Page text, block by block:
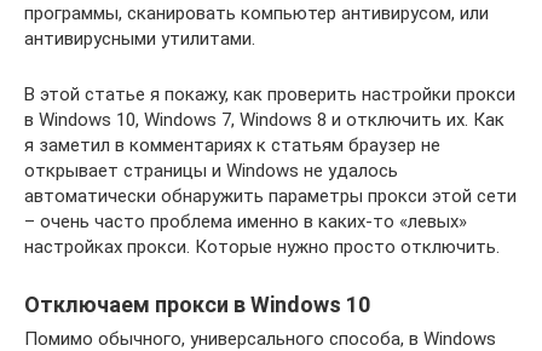
программы, сканировать компьютер антивирусом, или
антивирусными утилитами.
В этой статье я покажу, как проверить настройки прокси
в Windows 10, Windows 7, Windows 8 и отключить их. Как
я заметил в комментариях к статьям браузер не
открывает страницы и Windows не удалось
автоматически обнаружить параметры прокси этой сети
– очень часто проблема именно в каких-то «левых»
настройках прокси. Которые нужно просто отключить.
Отключаем прокси в Windows 10
Помимо обычного, универсального способа, в Windows